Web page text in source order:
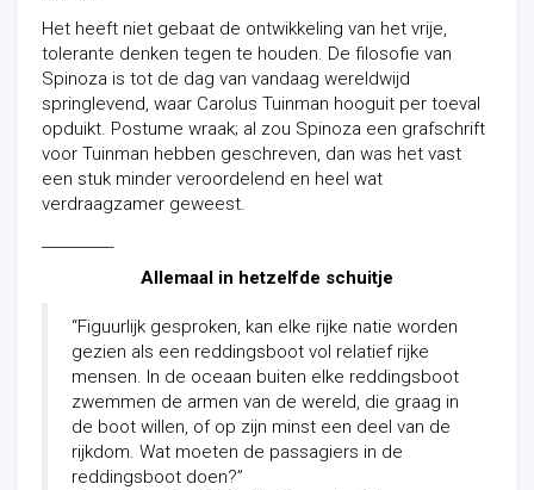
Het heeft niet gebaat de ontwikkeling van het vrije,
tolerante denken tegen te houden. De filosofie van
Spinoza is tot de dag van vandaag wereldwijd
springlevend, waar Carolus Tuinman hooguit per toeval
opduikt. Postume wraak; al zou Spinoza een grafschrift
voor Tuinman hebben geschreven, dan was het vast
een stuk minder veroordelend en heel wat
verdraagzamer geweest.
Allemaal in hetzelfde schuitje
“Figuurlijk gesproken, kan elke rijke natie worden
gezien als een reddingsboot vol relatief rijke
mensen. In de oceaan buiten elke reddingsboot
zwemmen de armen van de wereld, die graag in
de boot willen, of op zijn minst een deel van de
rijkdom. Wat moeten de passagiers in de
reddingsboot doen?”